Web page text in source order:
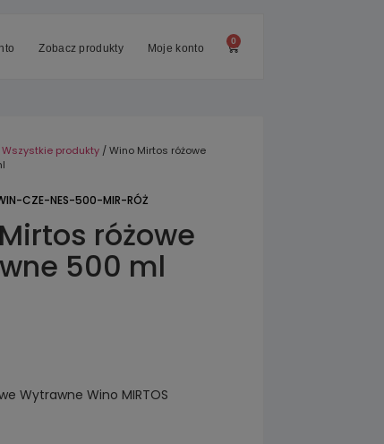
Zobacz produkty Moje konto
0
Wszystkie produkty / Wino Mirtos różowe
CZE-NES-500-MIR-RÓŻ
różowe
500 ml
Wytrawne Wino MIRTOS